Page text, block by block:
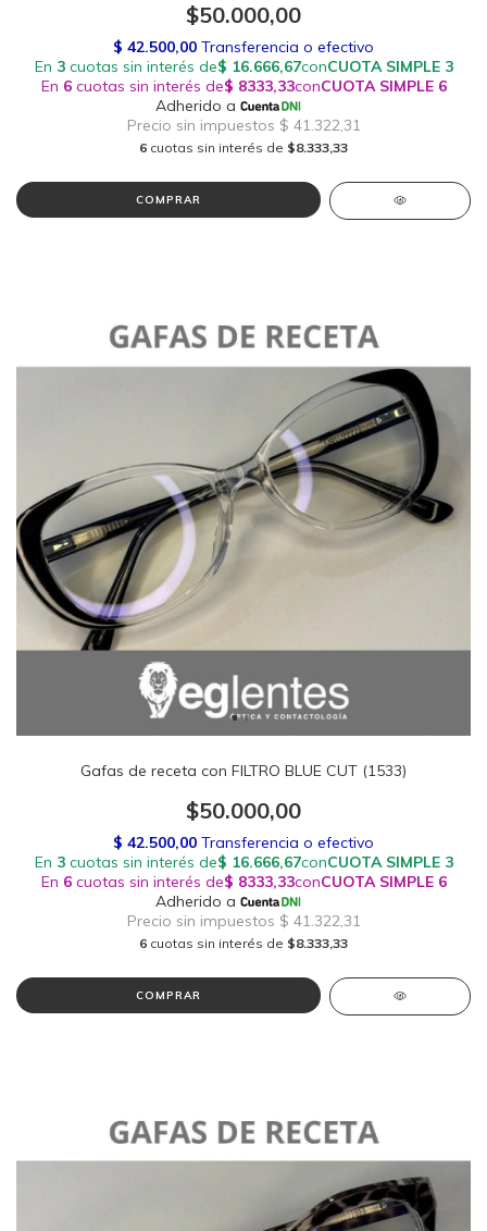
$50.000,00
6 cuotas sin interés de $8.333,33
Gafas de receta con FILTRO BLUE CUT (1533)
$50.000,00
6 cuotas sin interés de $8.333,33